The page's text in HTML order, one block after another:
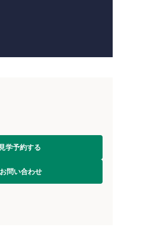
見学予約する
お問い合わせ